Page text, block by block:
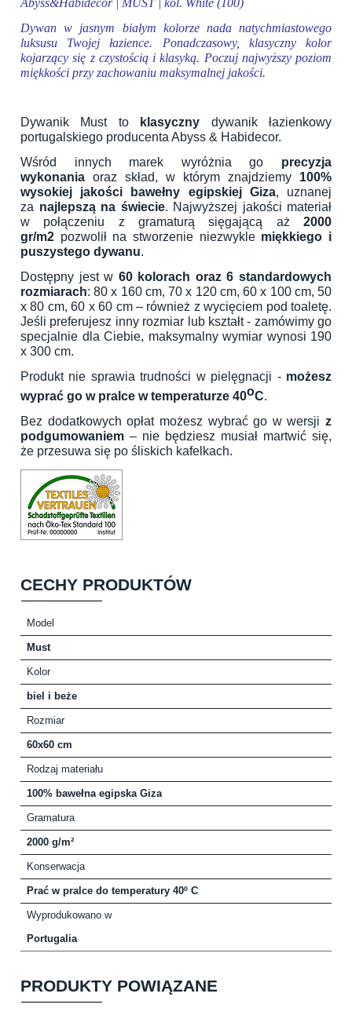
Dywan w jasnym białym kolorze nada natychmiastowego
luksusu Twojej łazience. Ponadczasowy, klasyczny kolor
kojarzący się z czystością i klasyką. Poczuj najwyższy poziom
miękkości przy zachowaniu maksymalnej jakości.
Dywanik Must to klasyczny dywanik łazienkowy
portugalskiego producenta Abyss & Habidecor.
Wśród innych marek wyróżnia go precyzja
wykonania oraz skład, w którym znajdziemy 100%
wysokiej jakości bawełny egipskiej Giza, uznanej
za najlepszą na świecie. Najwyższej jakości materiał
w połączeniu z gramaturą sięgającą aż 2000
gr/m2 pozwolił na stworzenie niezwykle miękkiego i
puszystego dywanu.
Dostępny jest w 60 kolorach oraz 6 standardowych
rozmiarach: 80 x 160 cm, 70 x 120 cm, 60 x 100 cm, 50
x 80 cm, 60 x 60 cm – również z wycięciem pod toaletę.
Jeśli preferujesz inny rozmiar lub kształt - zamówimy go
specjalnie dla Ciebie, maksymalny wymiar wynosi 190
x 300 cm.
Produkt nie sprawia trudności w pielęgnacji - możesz
wyprać go w pralce w temperaturze 40oC.
Bez dodatkowych opłat możesz wybrać go w wersji z
podgumowaniem – nie będziesz musiał martwić się,
że przesuwa się po śliskich kafelkach.
CECHY PRODUKTÓW
Model
Must
Kolor
biel i beże
Rozmiar
60x60 cm
Rodzaj materiału
100% bawełna egipska Giza
Gramatura
2000 g/m²
Konserwacja
Prać w pralce do temperatury 40º C
Wyprodukowano w
Portugalia
PRODUKTY POWIĄZANE